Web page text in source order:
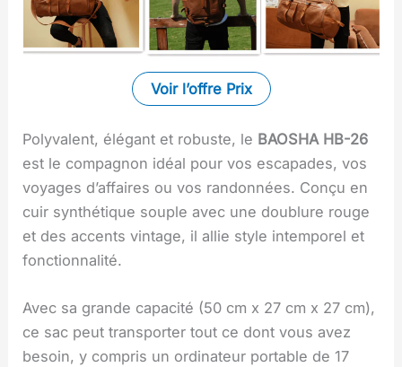
Voir l’offre Prix
Polyvalent, élégant et robuste, le BAOSHA HB-26
est le compagnon idéal pour vos escapades, vos
voyages d’affaires ou vos randonnées. Conçu en
cuir synthétique souple avec une doublure rouge
et des accents vintage, il allie style intemporel et
fonctionnalité.
Avec sa grande capacité (50 cm x 27 cm x 27 cm),
ce sac peut transporter tout ce dont vous avez
besoin, y compris un ordinateur portable de 17